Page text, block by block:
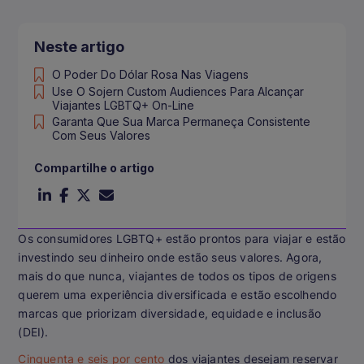
Os consumidores LGBTQ+ estão prontos para viajar e estão
investindo seu dinheiro onde estão seus valores. Agora,
mais do que nunca, viajantes de todos os tipos de origens
querem uma experiência diversificada e estão escolhendo
marcas que priorizam diversidade, equidade e inclusão
(DEI).
Cinquenta e seis por cento dos viajantes desejam reservar
Neste artigo
O Poder Do Dólar Rosa Nas Viagens
Use O Sojern Custom Audiences Para Alcançar
Viajantes LGBTQ+ On-Line
Garanta Que Sua Marca Permaneça Consistente
Com Seus Valores
Compartilhe o artigo